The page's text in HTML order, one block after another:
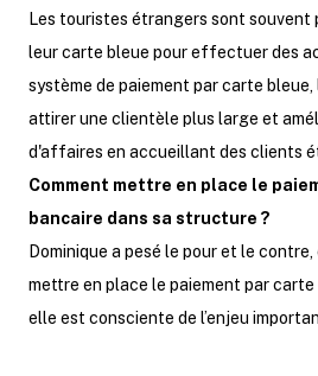
Les touristes étrangers sont souvent
leur carte bleue pour effectuer des
système de paiement par carte
attirer une clientèle plus large et
d'affaires en accueillant des clients
Comment mettre en place le
bancaire dans sa structure ?
Dominique a pesé le pour et le
mettre en place le paiement par carte
elle est consciente de l’enjeu